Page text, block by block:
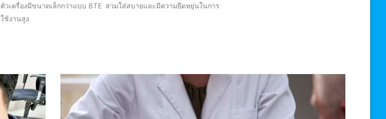
ตัวเครื่องมีขนาดเล็กกว่าแบบ BTE สวมใส่สบายและมีความยืดหยุ่นในการ
ใช้งานสูง